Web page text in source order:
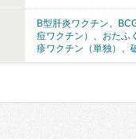
B型肝炎ワクチン、
痘ワクチン） 、 おたふ
疹ワクチン（単独） 、